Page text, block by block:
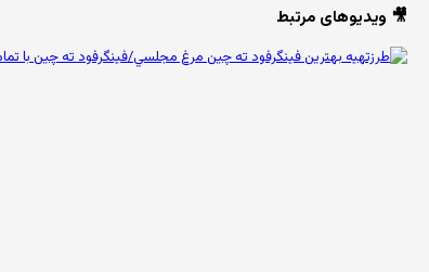
🎥 ویدیوهای مرتبط